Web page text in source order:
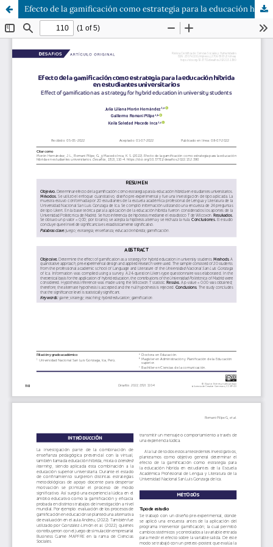
Efecto de la gamificación como estrategia para la educación híbrida en estudiantes universitarios